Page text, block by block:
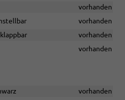
vorhanden
vorhanden
vorhanden
vorhanden
vorhanden